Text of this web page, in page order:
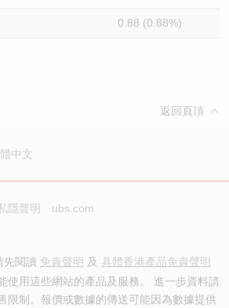
0.88 (0.88%)
返回頁頂
中文
隱聲明 ubs.com
先閱讀 免責聲明 及 具體香港產品免責聲明
使用這些網站的產品及服務。 進一步資料請
限制。報價或數據的傳送可能因為數據提供